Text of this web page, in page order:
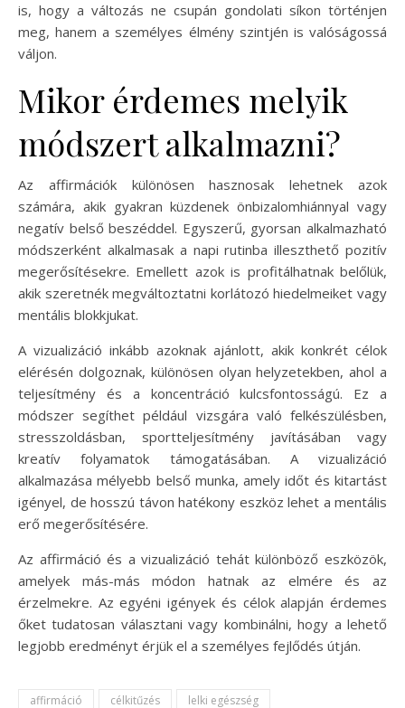
is, hogy a változás ne csupán gondolati síkon történjen
meg, hanem a személyes élmény szintjén is valóságossá
váljon.
Mikor érdemes melyik
módszert alkalmazni?
Az affirmációk különösen hasznosak lehetnek azok
számára, akik gyakran küzdenek önbizalomhiánnyal vagy
negatív belső beszéddel. Egyszerű, gyorsan alkalmazható
módszerként alkalmasak a napi rutinba illeszthető pozitív
megerősítésekre. Emellett azok is profitálhatnak belőlük,
akik szeretnék megváltoztatni korlátozó hiedelmeiket vagy
mentális blokkjukat.
A vizualizáció inkább azoknak ajánlott, akik konkrét célok
elérésén dolgoznak, különösen olyan helyzetekben, ahol a
teljesítmény és a koncentráció kulcsfontosságú. Ez a
módszer segíthet például vizsgára való felkészülésben,
stresszoldásban, sportteljesítmény javításában vagy
kreatív folyamatok támogatásában. A vizualizáció
alkalmazása mélyebb belső munka, amely időt és kitartást
igényel, de hosszú távon hatékony eszköz lehet a mentális
erő megerősítésére.
Az affirmáció és a vizualizáció tehát különböző eszközök,
amelyek más-más módon hatnak az elmére és az
érzelmekre. Az egyéni igények és célok alapján érdemes
őket tudatosan választani vagy kombinálni, hogy a lehető
legjobb eredményt érjük el a személyes fejlődés útján.
affirmáció célkitűzés
lelki egészség